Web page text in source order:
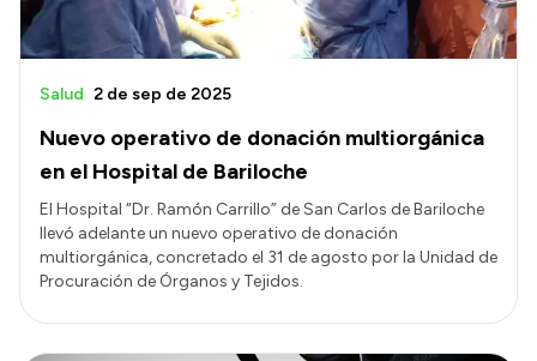
Nuevo operativo de donación multiorgánica
en el Hospital de Bariloche
Salud 2 de sep de 2025
El Hospital “Dr. Ramón Carrillo” de San Carlos de Bariloche
llevó adelante un nuevo operativo de donación
multiorgánica, concretado el 31 de agosto por la Unidad de
Procuración de Órganos y Tejidos.